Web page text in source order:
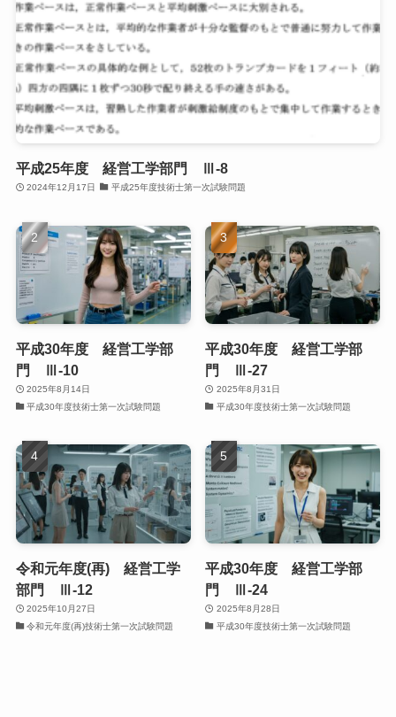
平成25年度 経営工学部門 Ⅲ-8
2024年12月17日 平成25年度技術士第一次試験問題
平成30年度 経営工学部
門 Ⅲ-10
2025年8月14日
平成30年度技術士第一次試験問題
平成30年度 経営工学部
門 Ⅲ-27
2025年8月31日
平成30年度技術士第一次試験問題
令和元年度(再) 経営工学
部門 Ⅲ-12
2025年10月27日
令和元年度(再)技術士第一次試験問題
平成30年度 経営工学部
門 Ⅲ-24
2025年8月28日
平成30年度技術士第一次試験問題